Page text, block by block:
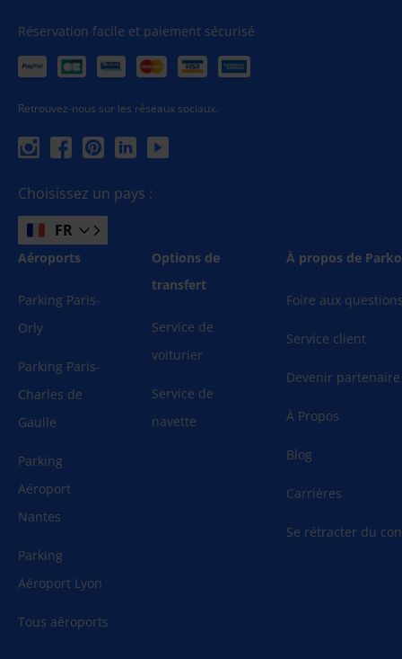
Réservation facile et paiement sécurisé
Retrouvez-nous sur les réseaux sociaux.
Choisissez un pays :
FR
Aéroports
Parking Paris-
Orly
Parking Paris-
Charles de
Gaulle
Parking
Aéroport
Nantes
Parking
Aéroport Lyon
Tous aéroports
Options de
transfert
Service de
voiturier
Service de
navette
À propos de
Foire aux
Service client
Devenir partenaire
À Propos
Blog
Carrières
Se rétracter du